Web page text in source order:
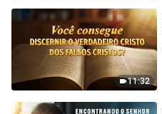
11:32